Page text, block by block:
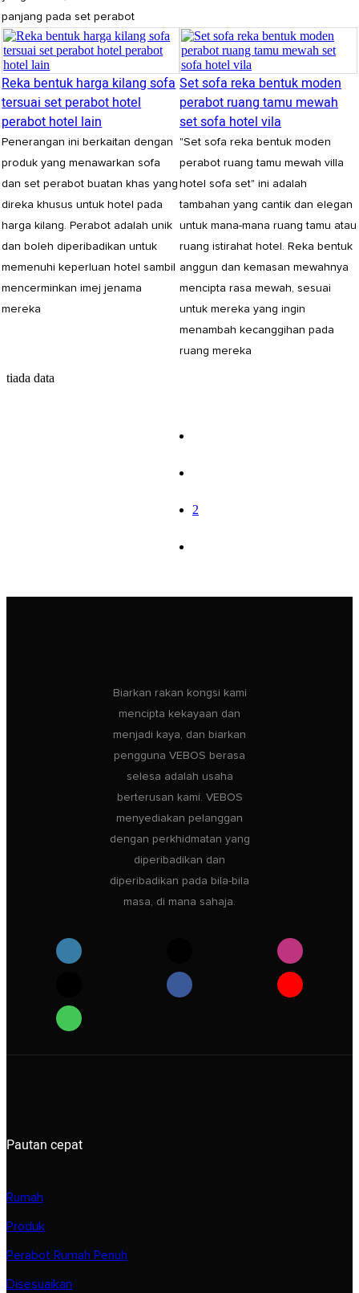
panjang pada set perabot
Reka bentuk harga kilang sofa
tersuai set perabot hotel
perabot hotel lain
Penerangan ini berkaitan dengan
produk yang menawarkan sofa
dan set perabot buatan khas yang
direka khusus untuk hotel pada
harga kilang. Perabot adalah unik
dan boleh diperibadikan untuk
memenuhi keperluan hotel sambil
mencerminkan imej jenama
mereka
Set sofa reka bentuk moden
perabot ruang tamu mewah
set sofa hotel vila
"Set sofa reka bentuk moden
perabot ruang tamu mewah villa
hotel sofa set" ini adalah
tambahan yang cantik dan elegan
untuk mana-mana ruang tamu atau
ruang istirahat hotel. Reka bentuk
anggun dan kemasan mewahnya
mencipta rasa mewah, sesuai
untuk mereka yang ingin
menambah kecanggihan pada
ruang mereka
tiada data
2
Biarkan rakan kongsi kami
mencipta kekayaan dan
menjadi kaya, dan biarkan
pengguna VEBOS berasa
selesa adalah usaha
berterusan kami. VEBOS
menyediakan pelanggan
dengan perkhidmatan yang
diperibadikan dan
diperibadikan pada bila-bila
masa, di mana sahaja.
Pautan cepat
Rumah
Produk
Perabot Rumah Penuh
Disesuaikan